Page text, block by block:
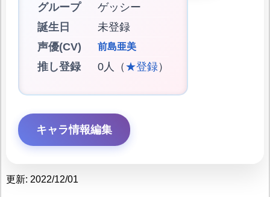
グループ
ゲッシー
誕生日
未登録
声優(CV)
前島亜美
推し登録 0人（ ★登録）
キャラ情報編集
更新: 2022/12/01